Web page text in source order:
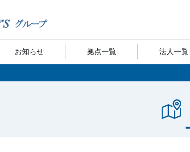
お知らせ 拠点一覧 法人一覧